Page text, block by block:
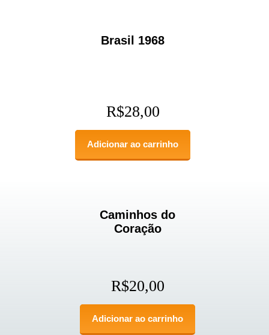
Brasil 1968
R$28,00
Adicionar ao carrinho
Caminhos do
Coração
R$20,00
Adicionar ao carrinho